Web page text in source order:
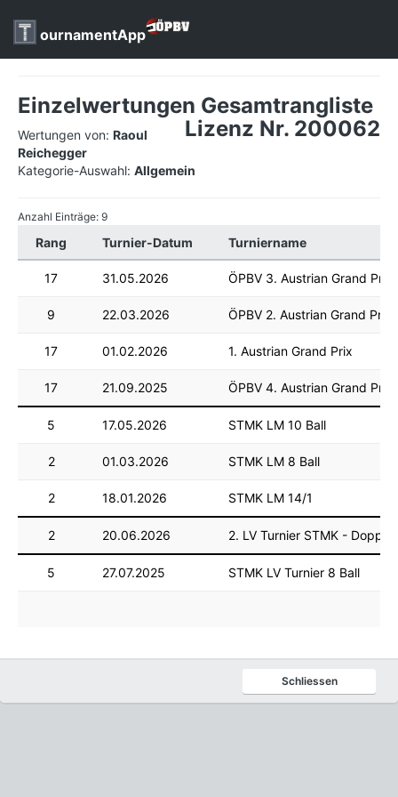
ournamentApp
Einzelwertungen Gesamtrangliste
Lizenz Nr. 200062
Wertungen von: Raoul
Reichegger
Kategorie-Auswahl: Allgemein
Anzahl Einträge: 9
Rang Turnier-Datum Turniername
17 31.05.2026 ÖPBV 3. Austrian Grand Prix
9 22.03.2026 ÖPBV 2. Austrian Grand Prix
17 01.02.2026 1. Austrian Grand Prix
17 21.09.2025 ÖPBV 4. Austrian Grand Prix
5 17.05.2026 STMK LM 10 Ball
2 01.03.2026 STMK LM 8 Ball
2 18.01.2026 STMK LM 14/1
2 20.06.2026 2. LV Turnier STMK - Doppel
5 27.07.2025 STMK LV Turnier 8 Ball
Schliessen